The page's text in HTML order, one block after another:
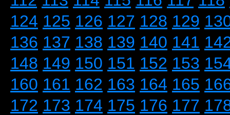
124 125 126 127 128 129
136 137 138 139 140 141
148 149 150 151 152 153
160 161 162 163 164 165
172 173 174 175 176 177